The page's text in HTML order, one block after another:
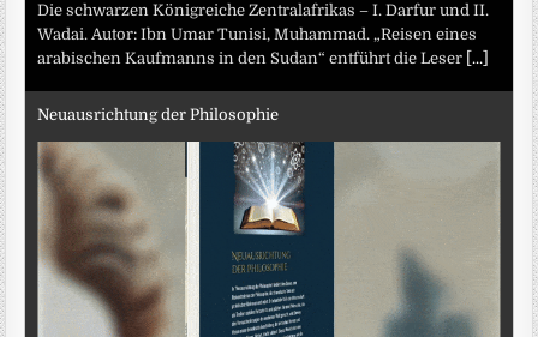
Die schwarzen Königreiche Zentralafrikas – I. Darfur und II.
Wadai. Autor: Ibn Umar Tunisi, Muhammad. „Reisen eines
arabischen Kaufmanns in den Sudan“ entführt die Leser [...]
Neuausrichtung der Philosophie